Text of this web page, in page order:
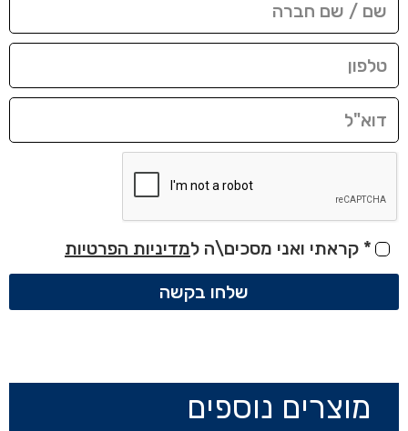
* קראתי ואני מסכים\ה למדיניות הפרטיות
שלחו בקשה
מוצרים נוספים